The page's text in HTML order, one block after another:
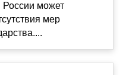
России может
мер